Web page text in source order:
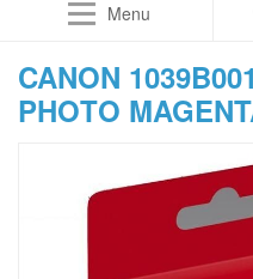
Menu
CANON
PHOTO